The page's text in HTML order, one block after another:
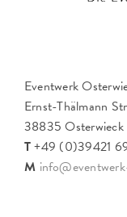
Eventwerk
Ernst-Thälmann
38835 Osterwieck
T+49 (0)39421
M